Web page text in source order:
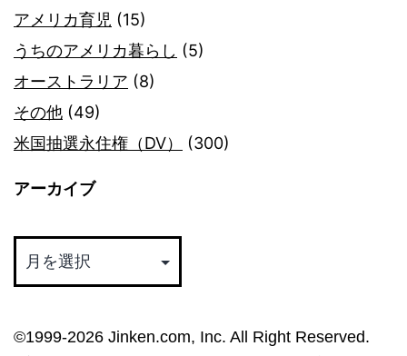
アメリカ育児 (15)
うちのアメリカ暮らし (5)
オーストラリア (8)
その他 (49)
米国抽選永住権（DV）
(300)
アーカイブ
カ
ブ
©︎1999-2026 Jinken.com, Inc. All Right Reserved.